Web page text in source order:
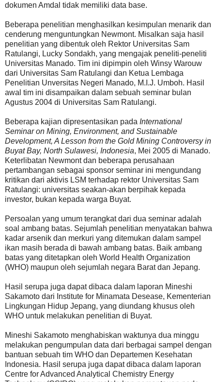
dokumen Amdal tidak memiliki data base.
Beberapa penelitian menghasilkan kesimpulan menarik dan
cenderung menguntungkan Newmont. Misalkan saja hasil
penelitian yang dibentuk oleh Rektor Universitas Sam
Ratulangi, Lucky Sondakh, yang mengajak peneliti-peneliti
Universitas Manado. Tim ini dipimpin oleh Winsy Warouw
dari Universitas Sam Ratulangi dan Ketua Lembaga
Penelitian Unversitas Negeri Manado, M.I.J. Umboh. Hasil
awal tim ini disampaikan dalam sebuah seminar bulan
Agustus 2004 di Universitas Sam Ratulangi.
Beberapa kajian dipresentasikan pada International
Seminar on Mining, Environment, and Sustainable
Development, A Lesson from the Gold Mining Controversy in
Buyat Bay, North Sulawesi, Indonesia, Mei 2005 di Manado.
Keterlibatan Newmont dan beberapa perusahaan
pertambangan sebagai sponsor seminar ini mengundang
kritikan dari aktivis LSM terhadap rektor Universitas Sam
Ratulangi: universitas seakan-akan berpihak kepada
investor, bukan kepada warga Buyat.
Persoalan yang umum terangkat dari dua seminar adalah
soal ambang batas. Sejumlah penelitian menyatakan bahwa
kadar arsenik dan merkuri yang ditemukan dalam sampel
ikan masih berada di bawah ambang batas. Baik ambang
batas yang ditetapkan oleh World Health Organization
(WHO) maupun oleh sejumlah negara Barat dan Jepang.
Hasil serupa juga dapat dibaca dalam laporan Mineshi
Sakamoto dari Institute for Minamata Desease, Kementerian
Lingkungan Hidup Jepang, yang diundang khusus oleh
WHO untuk melakukan penelitian di Buyat.
Mineshi Sakamoto menghabiskan waktunya dua minggu
melakukan pengumpulan data dari berbagai sampel dengan
bantuan sebuah tim WHO dan Departemen Kesehatan
Indonesia. Hasil serupa juga dapat dibaca dalam laporan
Centre for Advanced Analytical Chemistry Energy